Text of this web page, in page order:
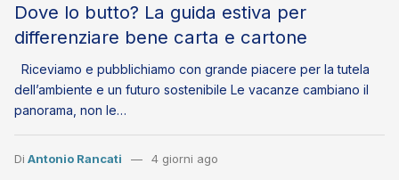
Dove lo butto? La guida estiva per
differenziare bene carta e cartone
Riceviamo e pubblichiamo con grande piacere per la tutela
dell’ambiente e un futuro sostenibile Le vacanze cambiano il
panorama, non le…
Di Antonio Rancati 4 giorni ago